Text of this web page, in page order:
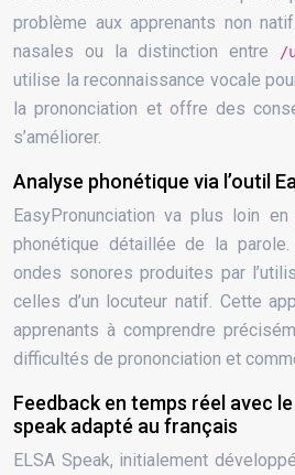
problème aux apprenants non
nasales ou la distinction entre
/
utilise la reconnaissance vocale
la prononciation et offre des
s’améliorer.
Analyse phonétique via l’outil
EasyPronunciation va plus loin
phonétique détaillée de la
ondes sonores produites par
celles d’un locuteur natif. Cette
apprenants à comprendre
difficultés de prononciation et
Feedback en temps réel avec
speak adapté au français
ELSA Speak, initialement